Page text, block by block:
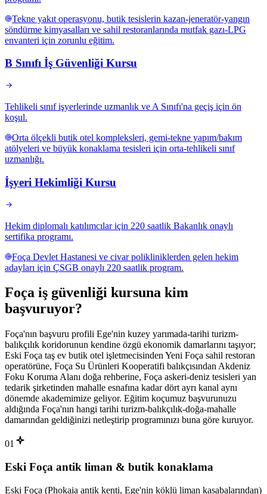
Tekne yakıt operasyonu, butik tesislerin kazan-jeneratör-yangın
söndürme kimyasalları ve sahil restoranlarında mutfak gazı-LPG
envanteri için zorunlu eğitim.
B Sınıfı İş Güvenliği Kursu
Tehlikeli sınıf işyerlerinde uzmanlık ve A Sınıfı'na geçiş için ön
koşul.
Orta ölçekli butik otel kompleksleri, gemi-tekne yapım/bakım
atölyeleri ve büyük konaklama tesisleri için orta-tehlikeli sınıf
uzmanlığı.
İşyeri Hekimliği Kursu
Hekim diplomalı katılımcılar için 220 saatlik Bakanlık onaylı
sertifika programı.
Foça Devlet Hastanesi ve civar polikliniklerden gelen hekim
adayları için ÇSGB onaylı 220 saatlik program.
Foça iş güvenliği kursuna kim
başvuruyor?
Foça'nın başvuru profili Ege'nin kuzey yarımada-tarihi turizm-
balıkçılık koridorunun kendine özgü ekonomik damarlarını taşıyor;
Eski Foça taş ev butik otel işletmecisinden Yeni Foça sahil restoran
operatörüne, Foça Su Ürünleri Kooperatifi balıkçısından Akdeniz
Foku Koruma Alanı doğa rehberine, Foça askeri-deniz tesisleri yan
tedarik şirketinden mahalle esnafına kadar dört ayrı kanal aynı
dönemde akademimize geliyor. Eğitim koçumuz başvurunuzu
aldığında Foça'nın hangi tarihi turizm-balıkçılık-doğa-mahalle
damarından geldiğinizi netleştirip programınızı buna göre kuruyor.
01
Eski Foça antik liman & butik konaklama
Eski Foça (Phokaia antik kenti, Ege'nin köklü liman kasabalarından)